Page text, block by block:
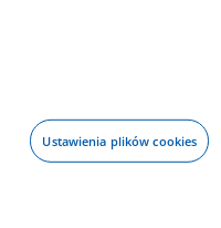
Ustawienia plików cookies